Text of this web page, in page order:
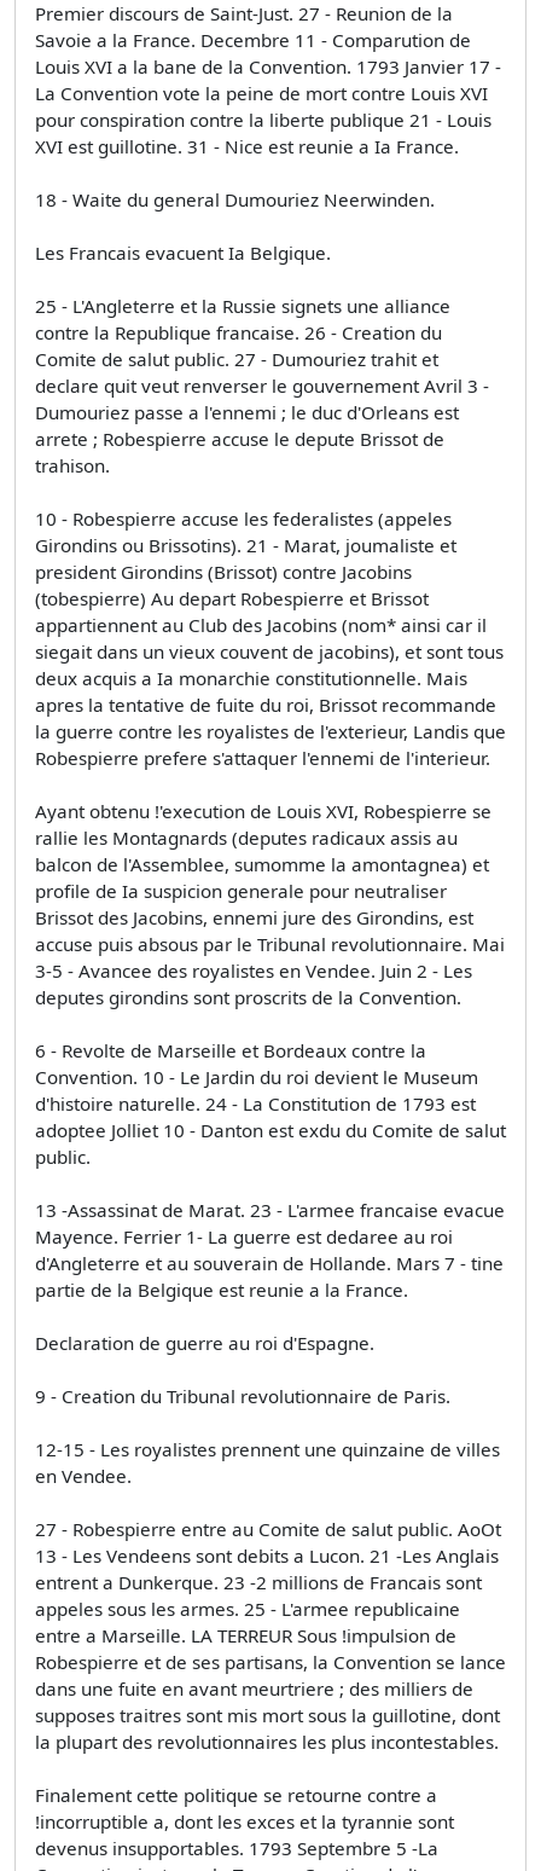
Premier discours de Saint-Just. 27 - Reunion de la
Savoie a la France. Decembre 11 - Comparution de
Louis XVI a la bane de la Convention. 1793 Janvier 17 -
La Convention vote la peine de mort contre Louis XVI
pour conspiration contre la liberte publique 21 - Louis
XVI est guillotine. 31 - Nice est reunie a Ia France.
18 - Waite du general Dumouriez Neerwinden.
Les Francais evacuent Ia Belgique.
25 - L'Angleterre et la Russie signets une alliance
contre la Republique francaise. 26 - Creation du
Comite de salut public. 27 - Dumouriez trahit et
declare quit veut renverser le gouvernement Avril 3 -
Dumouriez passe a l'ennemi ; le duc d'Orleans est
arrete ; Robespierre accuse le depute Brissot de
trahison.
10 - Robespierre accuse les federalistes (appeles
Girondins ou Brissotins). 21 - Marat, joumaliste et
president Girondins (Brissot) contre Jacobins
(tobespierre) Au depart Robespierre et Brissot
appartiennent au Club des Jacobins (nom* ainsi car il
siegait dans un vieux couvent de jacobins), et sont tous
deux acquis a Ia monarchie constitutionnelle. Mais
apres la tentative de fuite du roi, Brissot recommande
la guerre contre les royalistes de l'exterieur, Landis que
Robespierre prefere s'attaquer l'ennemi de l'interieur.
Ayant obtenu !'execution de Louis XVI, Robespierre se
rallie les Montagnards (deputes radicaux assis au
balcon de l'Assemblee, sumomme la amontagnea) et
profile de Ia suspicion generale pour neutraliser
Brissot des Jacobins, ennemi jure des Girondins, est
accuse puis absous par le Tribunal revolutionnaire. Mai
3-5 - Avancee des royalistes en Vendee. Juin 2 - Les
deputes girondins sont proscrits de la Convention.
6 - Revolte de Marseille et Bordeaux contre la
Convention. 10 - Le Jardin du roi devient le Museum
d'histoire naturelle. 24 - La Constitution de 1793 est
adoptee Jolliet 10 - Danton est exdu du Comite de salut
public.
13 -Assassinat de Marat. 23 - L'armee francaise evacue
Mayence. Ferrier 1- La guerre est dedaree au roi
d'Angleterre et au souverain de Hollande. Mars 7 - tine
partie de la Belgique est reunie a la France.
Declaration de guerre au roi d'Espagne.
9 - Creation du Tribunal revolutionnaire de Paris.
12-15 - Les royalistes prennent une quinzaine de villes
en Vendee.
27 - Robespierre entre au Comite de salut public. AoOt
13 - Les Vendeens sont debits a Lucon. 21 -Les Anglais
entrent a Dunkerque. 23 -2 millions de Francais sont
appeles sous les armes. 25 - L'armee republicaine
entre a Marseille. LA TERREUR Sous !impulsion de
Robespierre et de ses partisans, la Convention se lance
dans une fuite en avant meurtriere ; des milliers de
supposes traitres sont mis mort sous la guillotine, dont
la plupart des revolutionnaires les plus incontestables.
Finalement cette politique se retourne contre a
!incorruptible a, dont les exces et la tyrannie sont
devenus insupportables. 1793 Septembre 5 -La